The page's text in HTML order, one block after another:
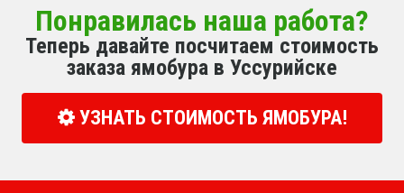
Понравилась наша работа?
Теперь давайте посчитаем стоимость
заказа ямобура в Уссурийске
УЗНАТЬ СТОИМОСТЬ ЯМОБУРА!